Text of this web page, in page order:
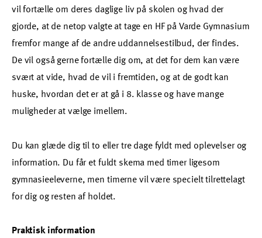
vil fortælle om deres daglige liv på skolen og hvad der
gjorde, at de netop valgte at tage en HF på Varde Gymnasium
fremfor mange af de andre uddannelsestilbud, der findes.
De vil også gerne fortælle dig om, at det for dem kan være
svært at vide, hvad de vil i fremtiden, og at de godt kan
huske, hvordan det er at gå i 8. klasse og have mange
muligheder at vælge imellem.
Du kan glæde dig til to eller tre dage fyldt med oplevelser og
information. Du får et fuldt skema med timer ligesom
gymnasieeleverne, men timerne vil være specielt tilrettelagt
for dig og resten af holdet.
Praktisk information